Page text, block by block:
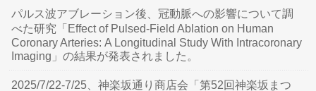
パルス波アブレーション後、冠動脈への影響について調
べた研究「Effect of Pulsed-Field Ablation on Human
Coronary Arteries: A Longitudinal Study With Intracoronary
Imaging」の結果が発表されました。
2025/7/22-7/25、神楽坂通り商店会「第52回神楽坂まつ